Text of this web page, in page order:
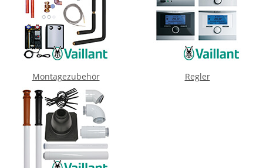
Montagezubehör Regler